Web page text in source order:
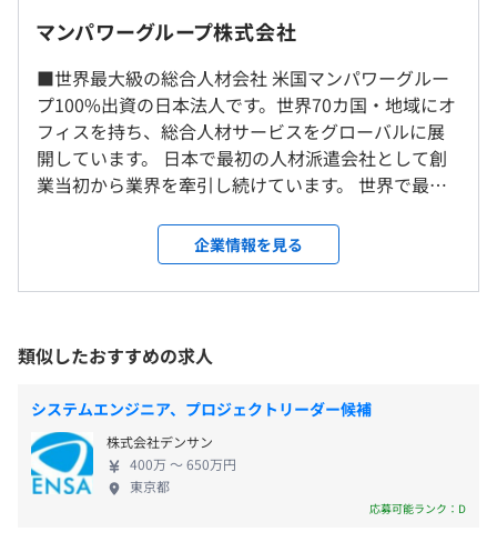
3名～15名で開発をおこなっています。
1プロジェクトの単位期間はおよそ6カ月くらいです。
■社内もしくはお客さま先での勤務となります。
■リモート勤務可。（月数回の出社あり）
■以下の拠点でも募集をおこなっています！
・札幌オフィス：北海道札幌市中央区北三条西 4-1-1 日本
生命札幌ビル 15F
広島オフィス、および顧客先
＜変更範囲＞
従業員に対する受動喫煙対策：敷地内禁煙
600万円／リーダー（32歳）
800万円／マネジャー（40歳）
1000万円／スペシャリスト（43歳）
は年収提示額を保証するものではありません）
※フレックスタイム制（コアタイムなし）
ります。
休憩時間：12：00〜13：00（60分）
平均残業時間：平均6.5時間／月（2024年度ITエンジニア
実績）
マンパワーグループ株式会社
■世界最大級の総合人材会社 米国マンパワーグルー
プ100%出資の日本法人です。世界70カ国・地域にオ
フィスを持ち、総合人材サービスをグローバルに展
開しています。 日本で最初の人材派遣会社として創
業当初から業界を牽引し続けています。 世界で最も
ジョーンズのDJSIに持続可能な企業のリーダーとし
て10年以上連続で選出されるなどの実績があり、企
業として高い信頼性を誇ります。 ■やりがいと働き
件に参画できます。常に数年後のキャリア形成を考え
ながら、そのつど自分に合う働き方を選択可能です。
働きがいを重視しているため、「チャレンジ性のあ
る仕事」「成果に対する公正なフィードバック」
「継続的な成長」を実現できる制度を用意。 ワーク
ライフバランスに重点を置いて働ける環境を提供し
つつ、個人のキャリア形成をしっかりサポートして
企業情報を見る
類似したおすすめの求人
システムエンジニア、プロジェクトリーダー候補
株式会社デンサン
400万 〜 650万円
東京都
応募可能ランク：D